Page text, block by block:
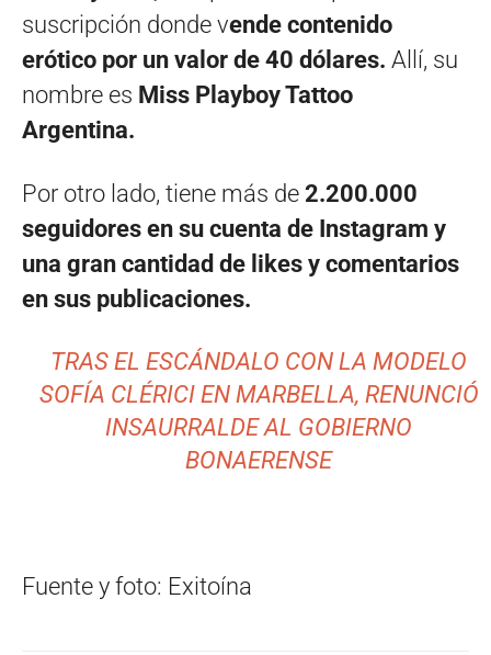
suscripción donde vende contenido
erótico por un valor de 40 dólares. Allí, su
nombre es Miss Playboy Tattoo
Argentina.
Por otro lado, tiene más de 2.200.000
seguidores en su cuenta de Instagram y
una gran cantidad de likes y comentarios
en sus publicaciones.
TRAS EL ESCÁNDALO CON LA MODELO
SOFÍA CLÉRICI EN MARBELLA, RENUNCIÓ
INSAURRALDE AL GOBIERNO
BONAERENSE
Fuente y foto: Exitoína